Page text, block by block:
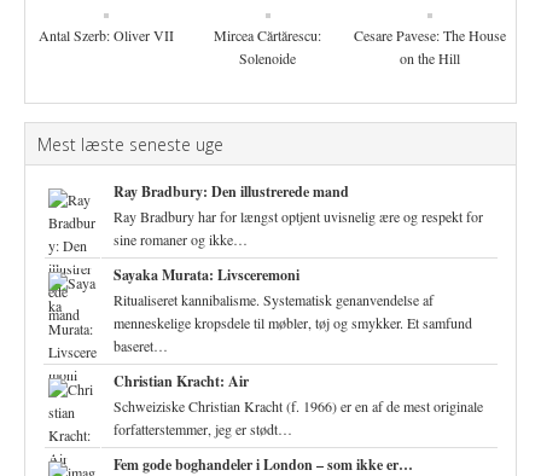
Antal Szerb: Oliver VII
Mircea Cărtărescu:
Solenoide
Cesare Pavese: The House
on the Hill
Mest læste seneste uge
Ray Bradbury: Den illustrerede mand
Ray Bradbury har for længst optjent uvisnelig ære og respekt for
sine romaner og ikke…
Sayaka Murata: Livsceremoni
Ritualiseret kannibalisme. Systematisk genanvendelse af
menneskelige kropsdele til møbler, tøj og smykker. Et samfund
baseret…
Christian Kracht: Air
Schweiziske Christian Kracht (f. 1966) er en af de mest originale
forfatterstemmer, jeg er stødt…
Fem gode boghandeler i London – som ikke er…